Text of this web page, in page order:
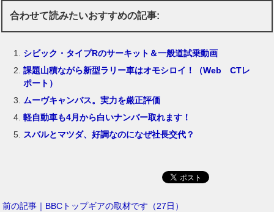
合わせて読みたいおすすめの記事:
シビック・タイプRのサーキット＆一般道試乗動画
課題山積ながら新型ラリー車はオモシロイ！（Web CTレ
ポート）
ムーヴキャンバス。実力を厳正評価
軽自動車も4月から白いナンバー取れます！
スバルとマツダ、好調なのになぜ社長交代？
前の記事｜BBCトップギアの取材です（27日）